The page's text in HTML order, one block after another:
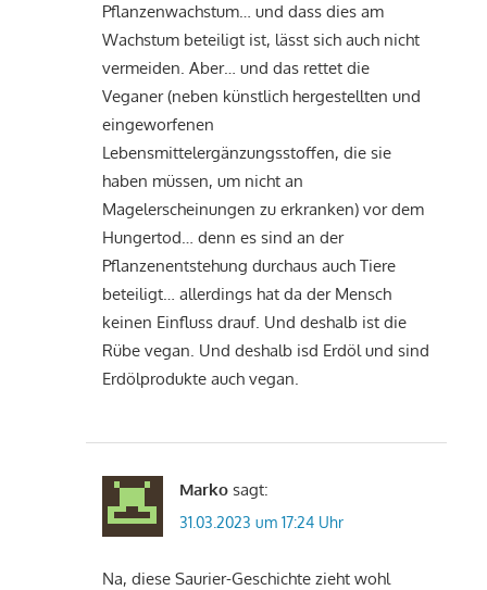
Pflanzenwachstum… und dass dies am
Wachstum beteiligt ist, lässt sich auch nicht
vermeiden. Aber… und das rettet die
Veganer (neben künstlich hergestellten und
eingeworfenen
Lebensmittelergänzungsstoffen, die sie
haben müssen, um nicht an
Magelerscheinungen zu erkranken) vor dem
Hungertod… denn es sind an der
Pflanzenentstehung durchaus auch Tiere
beteiligt… allerdings hat da der Mensch
keinen Einfluss drauf. Und deshalb ist die
Rübe vegan. Und deshalb isd Erdöl und sind
Erdölprodukte auch vegan.
Marko sagt:
31.03.2023 um 17:24 Uhr
Na, diese Saurier-Geschichte zieht wohl